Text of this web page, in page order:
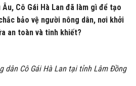
Cô Gái Hà Lan đã làm gì để tạo
bảo vệ người nông dân, nơi khởi
an toàn và tinh khiết?
dân Cô Gái Hà Lan tại tỉnh Lâm Đồng